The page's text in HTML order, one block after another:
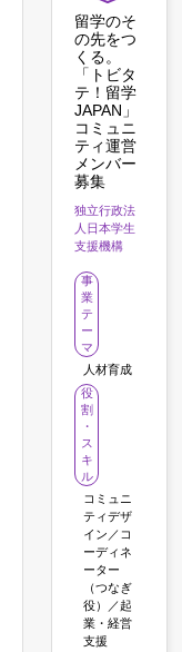
留学のそ
の先をつ
くる。
「トビタ
テ！留学
JAPAN」
コミュニ
ティ運営
メンバー
募集
独立行政法
人日本学生
支援機構
事
業
テ
ー
マ
人材育成
役
割
・
ス
キ
ル
コミュニ
ティデザ
イン／コ
ーディネ
ーター
（つなぎ
役）／起
業・経営
支援